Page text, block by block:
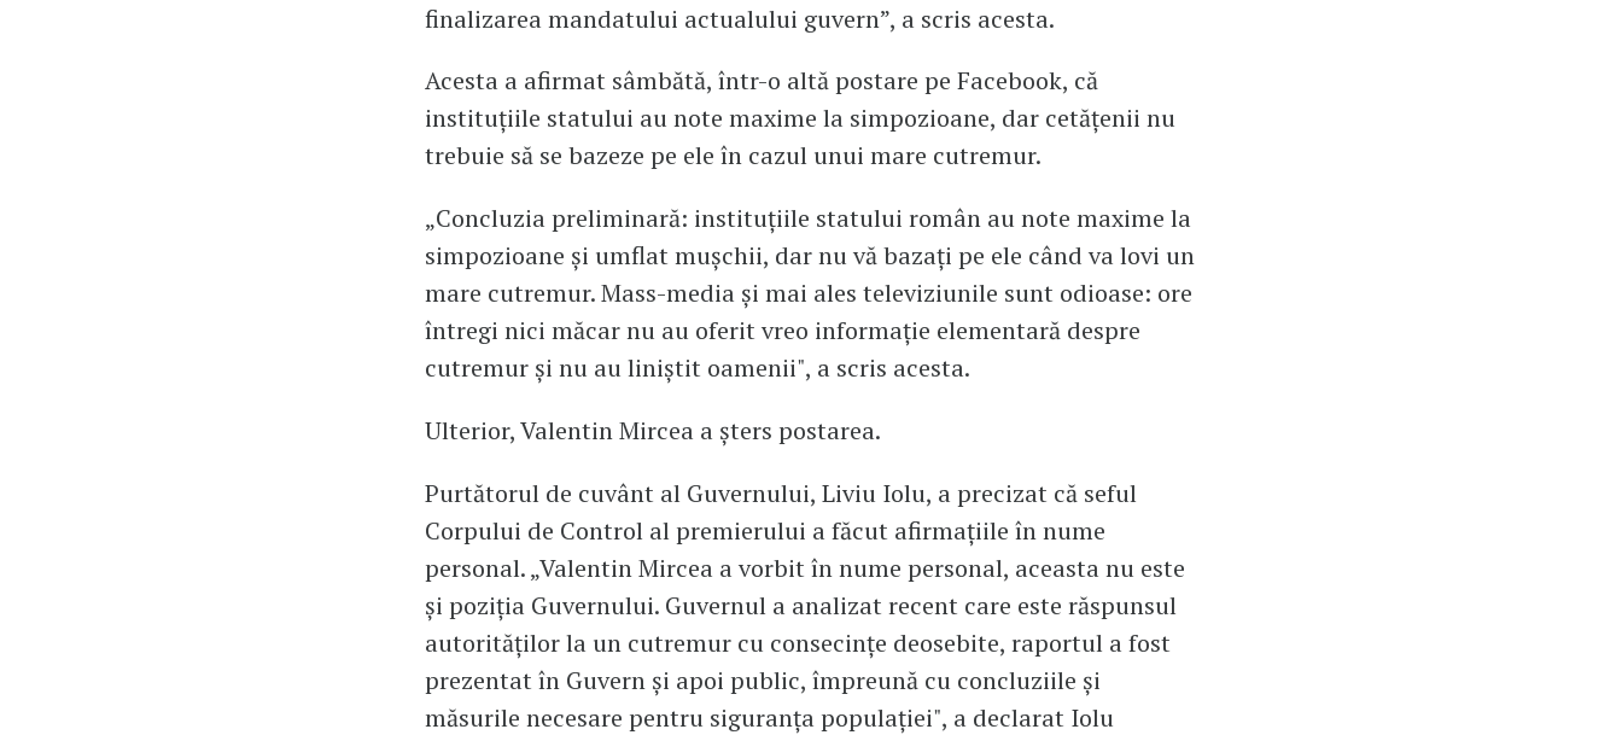
finalizarea mandatului actualului guvern”, a scris acesta.
Acesta a afirmat sâmbătă, într-o altă postare pe Facebook, că
instituțiile statului au note maxime la simpozioane, dar cetățenii nu
trebuie să se bazeze pe ele în cazul unui mare cutremur.
„Concluzia preliminară: instituțiile statului român au note maxime la
simpozioane și umflat mușchii, dar nu vă bazați pe ele când va lovi un
mare cutremur. Mass-media și mai ales televiziunile sunt odioase: ore
întregi nici măcar nu au oferit vreo informație elementară despre
cutremur și nu au liniștit oamenii", a scris acesta.
Ulterior, Valentin Mircea a șters postarea.
Purtătorul de cuvânt al Guvernului, Liviu Iolu, a precizat că seful
Corpului de Control al premierului a făcut afirmațiile în nume
personal. „Valentin Mircea a vorbit în nume personal, aceasta nu este
și poziția Guvernului. Guvernul a analizat recent care este răspunsul
autorităților la un cutremur cu consecințe deosebite, raportul a fost
prezentat în Guvern și apoi public, împreună cu concluziile și
măsurile necesare pentru siguranța populației", a declarat Iolu